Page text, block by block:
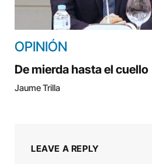
OPINIÓN
De mierda hasta el cuello
Jaume Trilla
LEAVE A REPLY